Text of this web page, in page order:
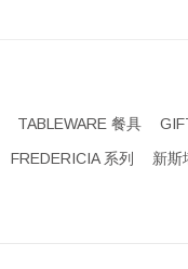
TABLEWARE 餐具
FREDERICIA 系列 新斯